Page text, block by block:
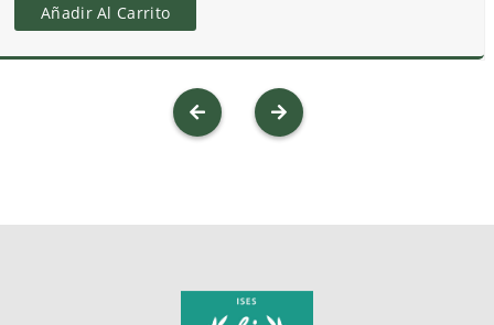
Añadir Al Carrito